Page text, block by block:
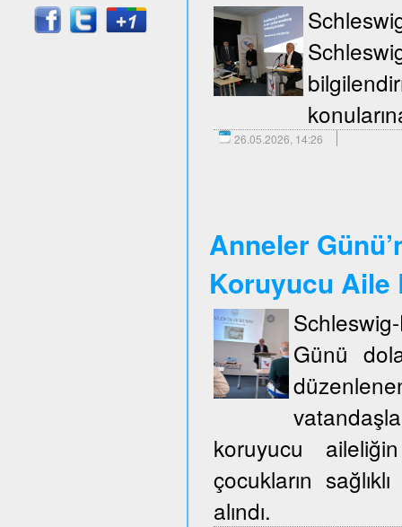
26.05.2026, 14:26
Anneler
Koruyucu Aile
Günü
koruyucu
çocukların
alındı.